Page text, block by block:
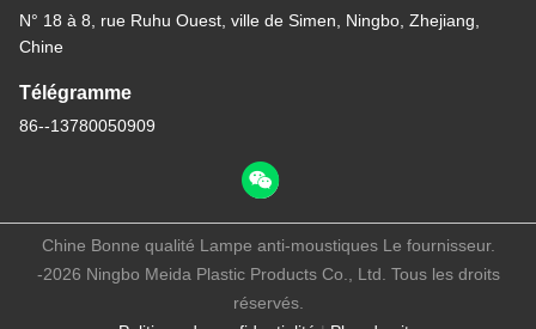
N° 18 à 8, rue Ruhu Ouest, ville de Simen, Ningbo, Zhejiang,
Chine
Télégramme
86--13780050909
Chine Bonne qualité Lampe anti-moustiques Le fournisseur.
-2026 Ningbo Meida Plastic Products Co., Ltd. Tous les droits
réservés.